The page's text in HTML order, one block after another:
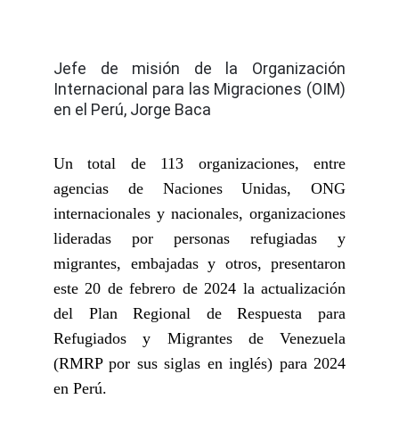
Un total de 113 organizaciones, entre
agencias de Naciones Unidas, ONG
internacionales y nacionales, organizaciones
lideradas por personas refugiadas y
migrantes, embajadas y otros, presentaron
este 20 de febrero de 2024 la actualización
del Plan Regional de Respuesta para
Refugiados y Migrantes de Venezuela
(RMRP por sus siglas en inglés) para 2024
en Perú.
Jefe de misión de la Organización
Internacional para las Migraciones (OIM)
en el Perú, Jorge Baca